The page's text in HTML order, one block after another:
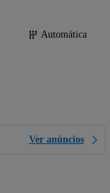
Automática
Ver anúncios